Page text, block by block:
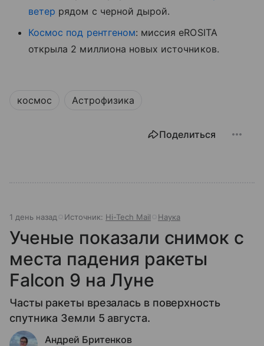
ветер рядом с черной дырой.
Космос под рентгеном: миссия eROSITA
открыла 2 миллиона новых источников.
космос Астрофизика
Поделиться
1 день назад Источник: Hi-Tech Mail Наука
Ученые показали снимок с
места падения ракеты
Falcon 9 на Луне
Часты ракеты врезалась в поверхность
спутника Земли 5 августа.
Андрей Бритенков